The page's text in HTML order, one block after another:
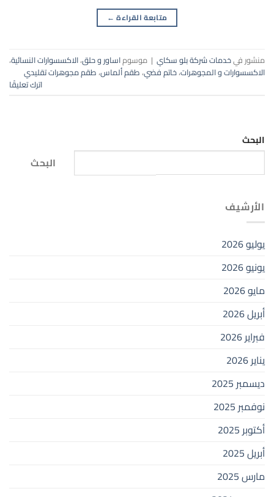
متابعة القراءة ←
منشور فيخدمات شركة بلو سكاي | موسوماساور و حلق،الاكسسوارات النسائية،
الاكسسوارات و المجوهرات،خاتم فضي،طقم ألماس،طقم مجوهرات تقليدي
اترك تعليقًا
البحث
البحث
الأرشيف
يوليو 2026
يونيو 2026
مايو 2026
أبريل 2026
فبراير 2026
يناير 2026
ديسمبر 2025
نوفمبر 2025
أكتوبر 2025
أبريل 2025
مارس 2025